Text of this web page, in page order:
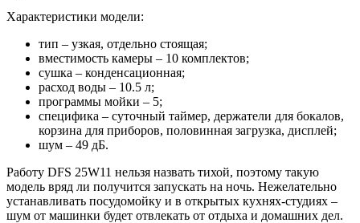
Характеристики модели:
тип – узкая, отдельно стоящая;
вместимость камеры – 10 комплектов;
сушка – конденсационная;
расход воды – 10.5 л;
программы мойки – 5;
специфика – суточный таймер, держатели для бокалов,
корзина для приборов, половинная загрузка, дисплей;
шум – 49 дБ.
Работу DFS 25W11 нельзя назвать тихой, поэтому такую
модель вряд ли получится запускать на ночь. Нежелательно
устанавливать посудомойку и в открытых кухнях-студиях –
шум от машинки будет отвлекать от отдыха и домашних дел.